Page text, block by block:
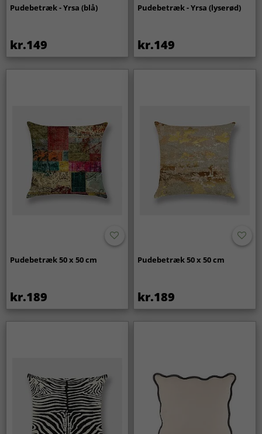
Pudebetræk - Yrsa (blå)
kr.149
Pudebetræk - Yrsa (lyserød)
kr.149
Pudebetræk 50 x 50 cm
kr.189
Pudebetræk 50 x 50 cm
kr.189